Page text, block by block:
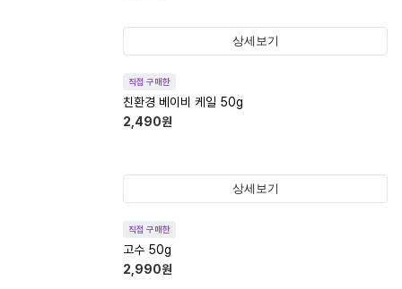
상세보기
직접 구매한
친환경 베이비 케일 50g
2,490원
상세보기
직접 구매한
고수 50g
2,990원